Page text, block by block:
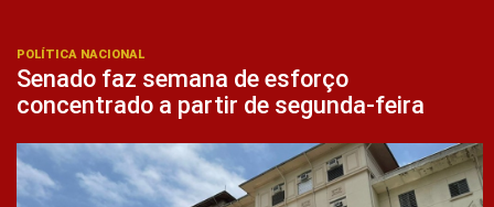
POLÍTICA NACIONAL
Senado faz semana de esforço
concentrado a partir de segunda-feira